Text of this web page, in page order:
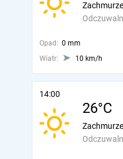
Opad: 0 mm
Wiatr:
10 km/h
14:00
26°C